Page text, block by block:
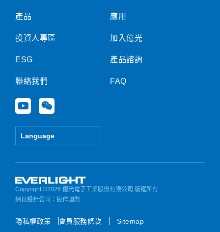
產品
投資人專區
ESG
聯絡我們
Y
o
u
e
W
e
i
Language
應用
加入億光
產品諮詢
FAQ
Copyright ©2026 億光電子工業股份有限公司 版權所有
網頁設計公司 ：振作國際
隱私權政策 會員服務條款 Sitemap